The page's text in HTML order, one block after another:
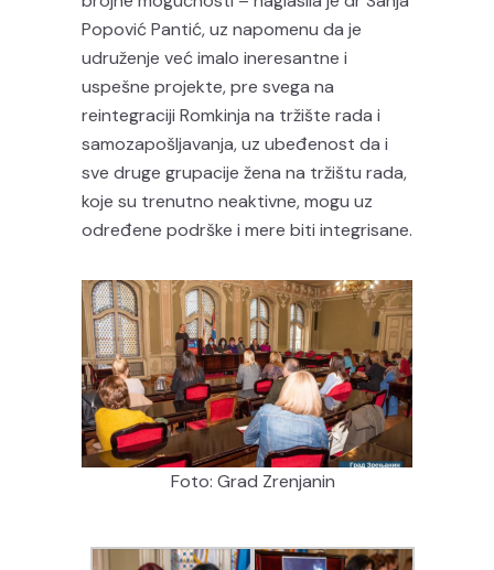
Popović Pantić, uz napomenu da je
udruženje već imalo ineresantne i
uspešne projekte, pre svega na
reintegraciji Romkinja na tržište rada i
samozapošljavanja, uz ubeđenost da i
sve druge grupacije žena na tržištu rada,
koje su trenutno neaktivne, mogu uz
određene podrške i mere biti integrisane.
Foto: Grad Zrenjanin